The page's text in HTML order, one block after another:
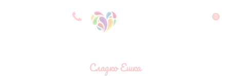
8 927 083 33 05 0
Сладко Ешка